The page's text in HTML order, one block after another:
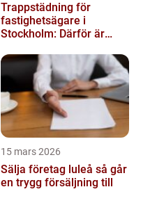
Trappstädning för
fastighetsägare i
Stockholm: Därför är
investering
15 mars 2026
Sälja företag luleå så går
en trygg försäljning till